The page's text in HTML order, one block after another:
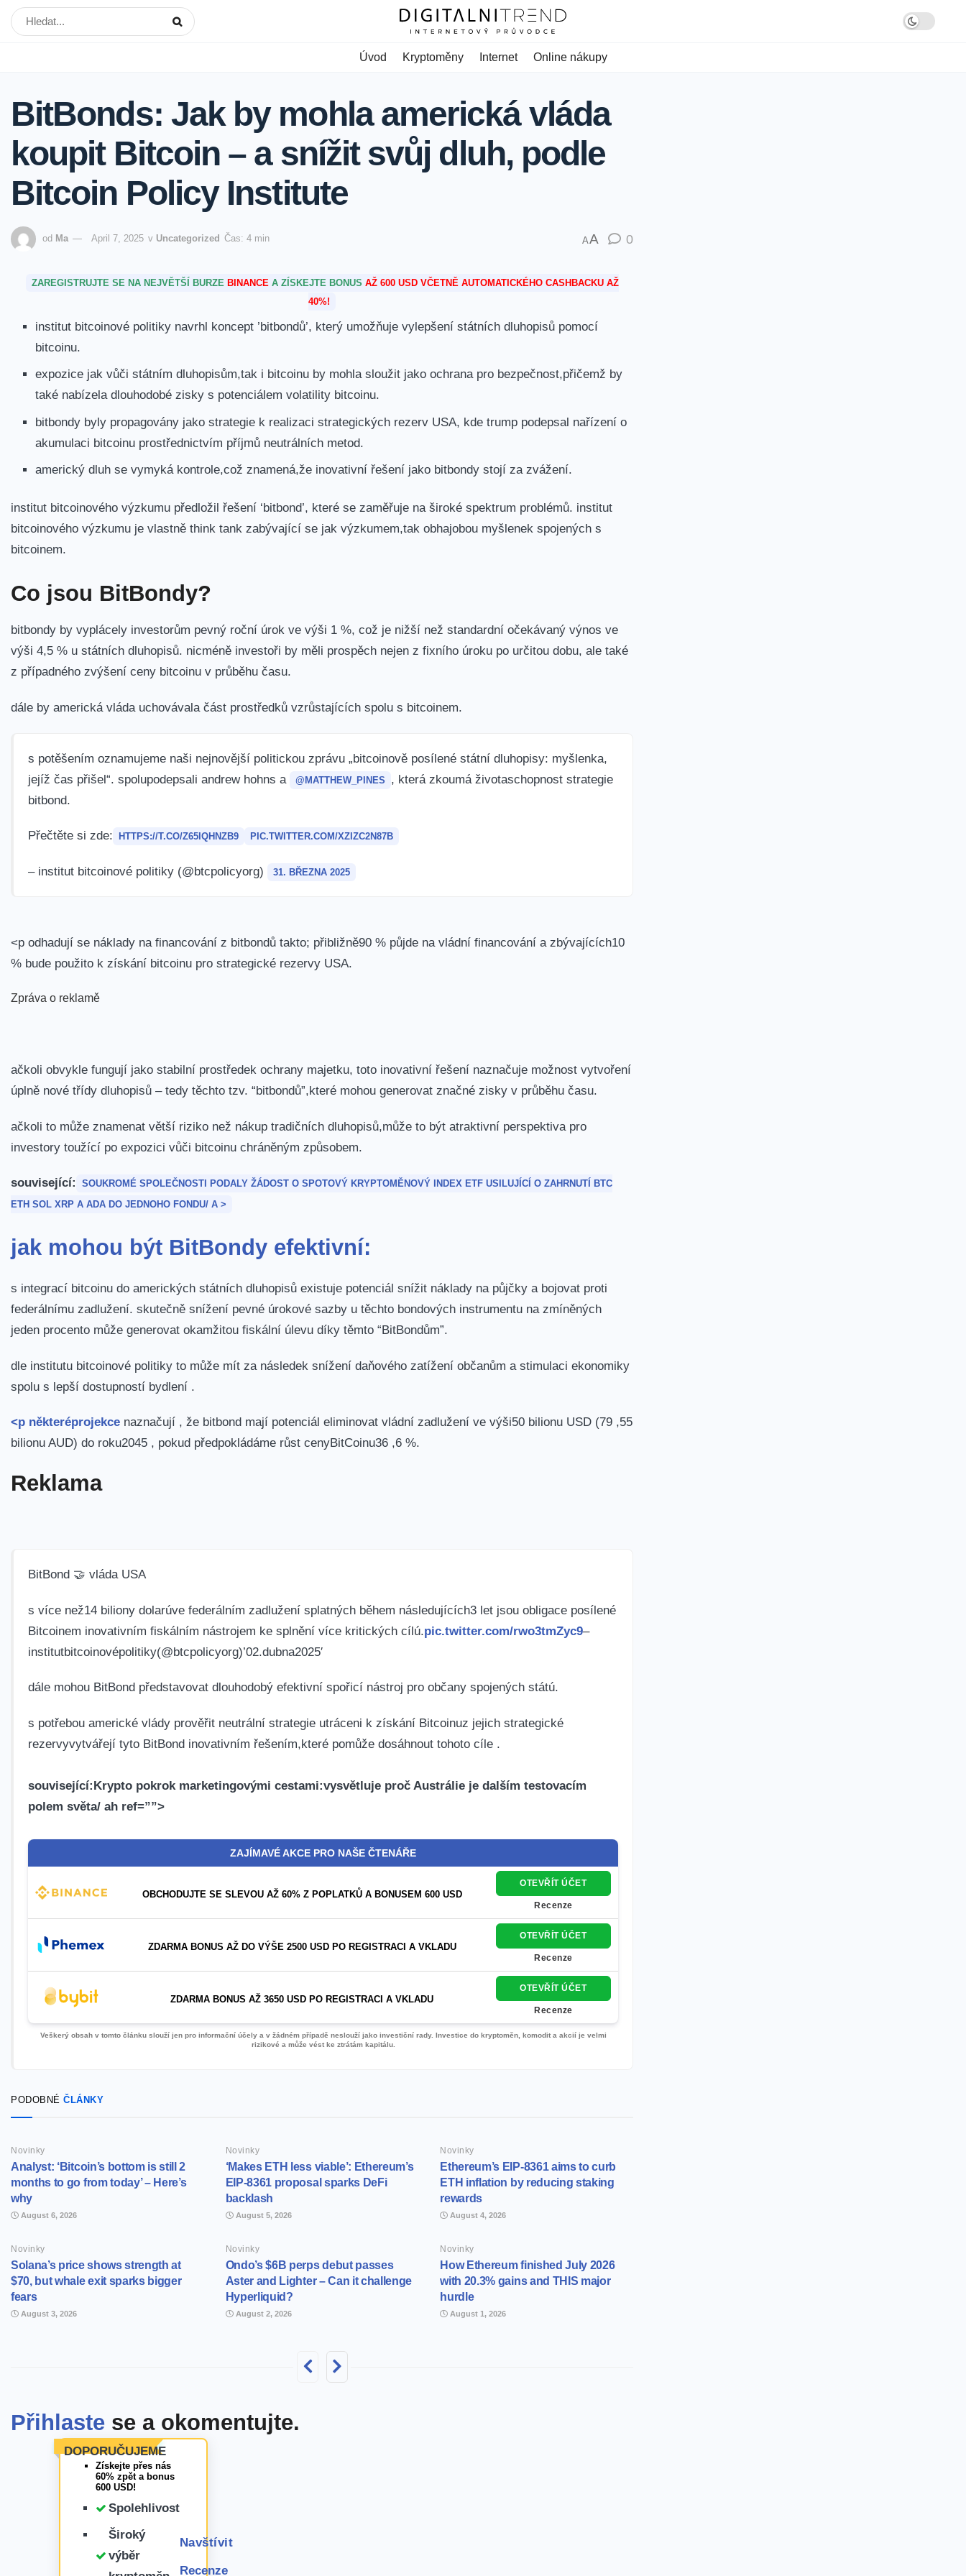
Úvod Kryptoměny Internet Online nákupy
BitBonds: Jak by mohla americká vláda
koupit Bitcoin – a snížit svůj dluh, podle
Bitcoin Policy Institute
od Ma April 7, 2025 v Uncategorized Čas: 4 min AA 0
ZAREGISTRUJTE SE NA NEJVĚTŠÍ BURZE BINANCEA ZÍSKEJTE BONUS AŽ 600 USD VČETNĚ AUTOMATICKÉHO CASHBACKU AŽ
40%!
institut bitcoinové politiky navrhl koncept ⁣’bitbondů’, který umožňuje vylepšení ⁤státních dluhopisů pomocí
bitcoinu.
expozice jak vůči státním dluhopisům,tak i bitcoinu by mohla sloužit jako ochrana pro bezpečnost,přičemž by ​
také ⁢nabízela⁣ dlouhodobé zisky s potenciálem volatility bitcoinu.
bitbondy byly propagovány jako strategie k realizaci strategických rezerv ​USA, kde trump podepsal nařízení ‌o
akumulaci bitcoinu prostřednictvím příjmů ⁣neutrálních metod.
americký ‌dluh se vymyká ⁢kontrole,což znamená,že inovativní řešení jako bitbondy‍ stojí za zvážení.
institut bitcoinového výzkumu předložil řešení ‘bitbond’, které se zaměřuje na široké spektrum problémů. ‍institut
bitcoinového výzkumu je ​vlastně think tank zabývající ​se jak výzkumem,tak‍ obhajobou ‍myšlenek spojených s
bitcoinem.
Co jsou BitBondy?
bitbondy by ⁤vyplácely investorům‌ pevný ⁣roční úrok ve výši 1 %, což je nižší než standardní očekávaný výnos ve
výši 4,5 % u státních dluhopisů.‍ nicméně⁤ investoři ⁣by měli prospěch nejen z fixního⁤ úroku po určitou dobu, ale také
z ‍případného zvýšení ceny bitcoinu v průběhu času.
dále⁤ by americká vláda uchovávala ⁢část ⁤prostředků vzrůstajících spolu s bitcoinem.
s potěšením oznamujeme naši nejnovější politickou zprávu „bitcoinově posílené ⁢státní dluhopisy: myšlenka,
jejíž čas přišel“. spolupodepsali andrew hohns a⁤
@MATTHEW_PINES
, která zkoumá životaschopnost strategie
bitbond.
Přečtěte si zde: HTTPS://T.CO/Z65IQHNZB9 PIC.TWITTER.COM/XZIZC2N87B
– institut bitcoinové⁣ politiky (@btcpolicyorg) 31. BŘEZNA 2025
<p odhadují ⁢se náklady na financování z bitbondů takto; přibližně90 % ⁤půjde na vládní financování a zbývajících10
% bude použito k získání bitcoinu pro strategické rezervy USA.
Zpráva o reklamě
ačkoli obvykle fungují jako stabilní prostředek ochrany majetku, toto inovativní řešení naznačuje ⁤možnost vytvoření
úplně nové třídy​ dluhopisů – tedy těchto tzv. “bitbondů”,které mohou‌ generovat značné zisky v průběhu času.
ačkoli to může znamenat větší riziko než nákup tradičních dluhopisů,může to být atraktivní⁣ perspektiva pro
‍investory toužící po expozici vůči ‌bitcoinu chráněným​ způsobem.
související:
SOUKROMÉ SPOLEČNOSTI PODALY ŽÁDOST O SPOTOVÝ‍ KRYPTOMĚNOVÝ INDEX ETF⁤ USILUJÍCÍ O ZAHRNUTÍ BTC
ETH SOL XRP A‍ ADA DO JEDNOHO FONDU/ A >
jak mohou být⁣ BitBondy ‍efektivní:
s integrací bitcoinu do amerických státních dluhopisů existuje potenciál snížit náklady ‌na půjčky a bojovat⁣ proti
‌federálnímu zadlužení. skutečně snížení pevné ‍úrokové sazby ‌u těchto bondových instrumentu na zmíněných
jeden procento může generovat okamžitou ⁢fiskální úlevu díky těmto “BitBondům”.
dle institutu bitcoinové politiky to může mít za​ následek snížení daňového zatížení občanům a stimulaci ekonomiky
spolu s lepší dostupností bydlení . ⁢
<p některéprojekce naznačují , že bitbond mají potenciál eliminovat vládní zadlužení ve výši50 bilionu USD (79 ,55
bilionu⁢ AUD) do roku2045 , pokud předpokládáme růst cenyBitCoinu36 ,6 %.
Reklama
BitBond 🤝 vláda USA
s více než14 biliony dolarúve federálním zadlužení splatných během následujících3 let⁣ jsou obligace posílené
Bitcoinem inovativním⁣ fiskálním nástrojem ⁣ke splnění více kritických cílú.pic.twitter.com/rwo3tmZyc9–
institutbitcoinovépolitiky(@btcpolicyorg)’02.dubna2025′
dále mohou BitBond představovat dlouhodobý ‍efektivní ‍spořicí nástroj pro občany spojených státú.
s potřebou americké vlády prověřit neutrální strategie utráceni k získání Bitcoinuz jejich strategické
rezervyvytvářejí tyto BitBond inovativním řešením,které pomůže dosáhnout tohoto cíle . ‍
související:Krypto pokrok marketingovými cestami:vysvětluje​ proč Austrálie ⁢je dalším testovacím
polem světa/ ​ah ref=””>
ZAJÍMAVÉ AKCE PRO NAŠE ČTENÁŘE
OBCHODUJTE SE SLEVOU AŽ 60% Z POPLATKŮ A BONUSEM 600 USD
OTEVŘÍT ÚČET
Recenze
ZDARMA BONUS AŽ DO VÝŠE 2500 USD PO REGISTRACI A VKLADU
OTEVŘÍT ÚČET
Recenze
ZDARMA BONUS AŽ 3650 USD PO REGISTRACI A VKLADU
OTEVŘÍT ÚČET
Recenze
Veškerý obsah v tomto článku slouží jen pro informační účely a v žádném případě neslouží jako investiční rady. Investice do kryptoměn, komodit a akcií je velmi
rizikové a může vést ke ztrátám kapitálu.
PODOBNÉ ČLÁNKY
Novinky
Analyst: ‘Bitcoin’s bottom is still 2
months to go from today’ – Here’s
why
August 6, 2026
Novinky
‘Makes ETH less viable’: Ethereum’s
EIP-8361 proposal sparks DeFi
backlash
August 5, 2026
Novinky
Ethereum’s EIP-8361 aims to curb
ETH inflation by reducing staking
rewards
August 4, 2026
Novinky
Solana’s price shows strength at
$70, but whale exit sparks bigger
fears
August 3, 2026
Novinky
Ondo’s $6B perps debut passes
Aster and Lighter – Can it challenge
Hyperliquid?
August 2, 2026
Novinky
How Ethereum finished July 2026
with 20.3% gains and THIS major
hurdle
August 1, 2026
Přihlaste se a okomentujte.
DOPORUČUJEME
Získejte přes nás
60% zpět a bonus
600 USD!
Spolehlivost
Široký
výběr
Navštívit
Recenze